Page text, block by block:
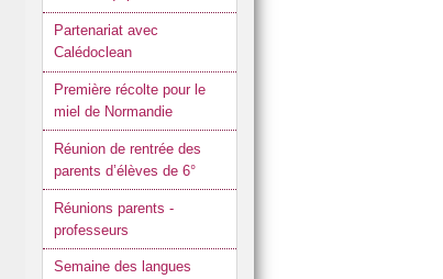
Partenariat avec
Calédoclean
Première récolte pour le
miel de Normandie
Réunion de rentrée des
parents d’élèves de 6°
Réunions parents -
professeurs
Semaine des langues